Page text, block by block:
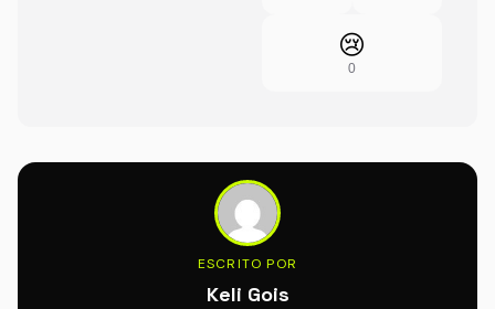
😢
0
ESCRITO POR
Keli Gois